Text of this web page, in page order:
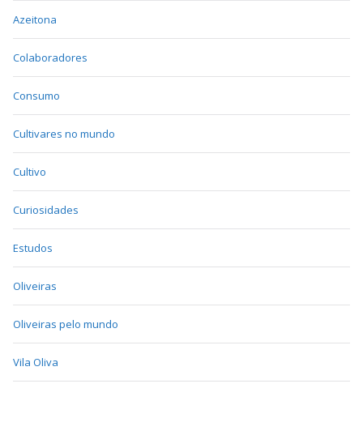
Azeitona
Colaboradores
Consumo
Cultivares no mundo
Cultivo
Curiosidades
Estudos
Oliveiras
Oliveiras pelo mundo
Vila Oliva